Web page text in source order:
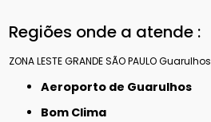
Regiões onde a atende :
ZONA LESTEGRANDE SÃO PAULOGuarulhos
Aeroporto de Guarulhos
Bom Clima